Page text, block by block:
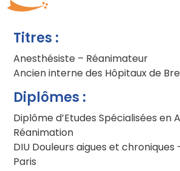
Titres :
Anesthésiste – Réanimateur
Ancien interne des Hôpitaux de
Diplômes :
Diplôme d’Etudes Spécialisées en
Réanimation
DIU Douleurs aigues et chroniques
Paris